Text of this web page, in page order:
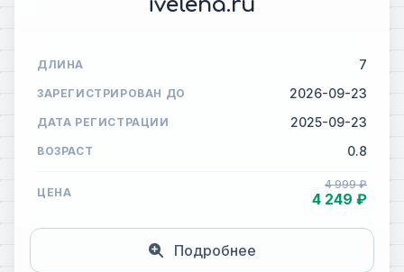
ivelena.ru
ДЛИНА 7
ЗАРЕГИСТРИРОВАН ДО 2026-09-23
ДАТА РЕГИСТРАЦИИ 2025-09-23
ВОЗРАСТ 0.8
ЦЕНА
4 999 ₽
4 249 ₽
Подробнее